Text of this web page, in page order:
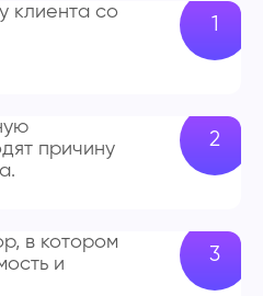
клиента со
причину
в котором
и